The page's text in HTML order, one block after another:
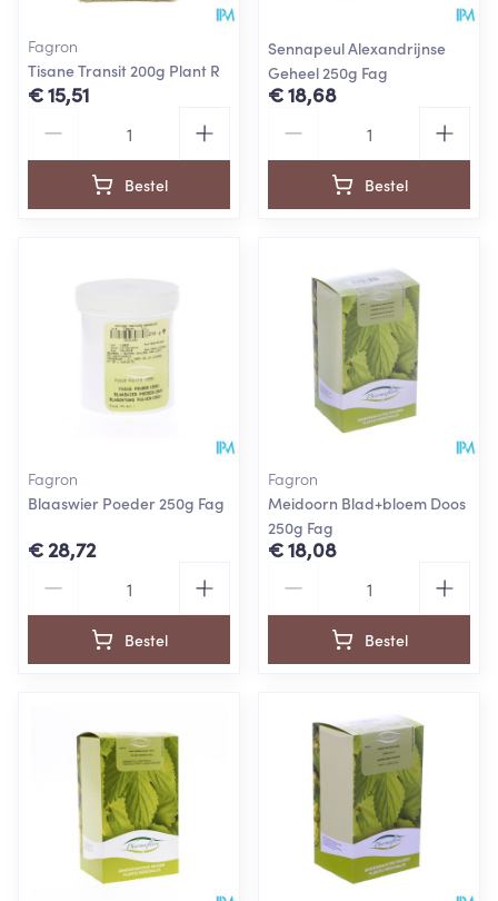
Fagron
Tisane Transit 200g Plant R
€ 15,51
Bestel
Sennapeul Alexandrijnse
Geheel 250g Fag
€ 18,68
Bestel
Fagron
Blaaswier Poeder 250g Fag
€ 28,72
Bestel
Fagron
Meidoorn Blad+bloem Doos
250g Fag
€ 18,08
Bestel